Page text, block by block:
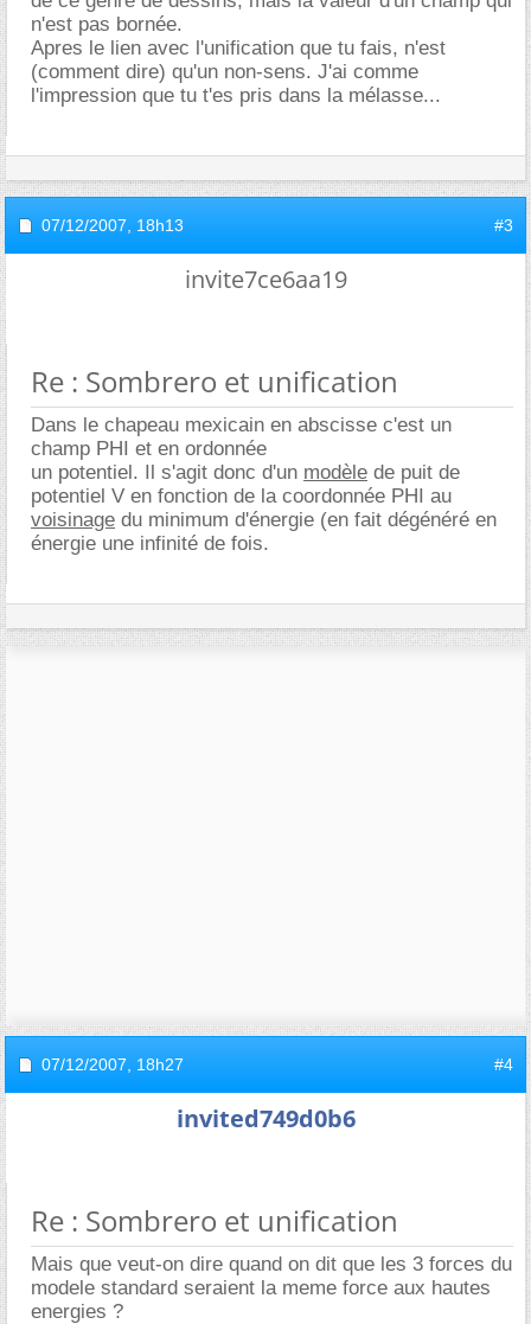
n'est pas bornée.
Apres le lien avec l'unification que tu fais, n'est
(comment dire) qu'un non-sens. J'ai comme
l'impression que tu t'es pris dans la mélasse...
07/12/2007, 18h13 #3
invite7ce6aa19
Re : Sombrero et unification
Dans le chapeau mexicain en abscisse c'est un
champ PHI et en ordonnée
un potentiel. Il s'agit donc d'un modèle de puit de
potentiel V en fonction de la coordonnée PHI au
voisinage du minimum d'énergie (en fait dégénéré en
énergie une infinité de fois.
07/12/2007, 18h27 #4
invited749d0b6
Re : Sombrero et unification
Mais que veut-on dire quand on dit que les 3 forces du
modele standard seraient la meme force aux hautes
energies ?